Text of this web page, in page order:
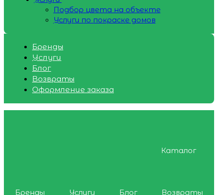
Подбор цвета на объекте
Услуги по покраске домов
Бренды
Услуги
Блог
Возвраты
Оформление заказа
Каталог
Бренды Услуги Блог
Возвраты